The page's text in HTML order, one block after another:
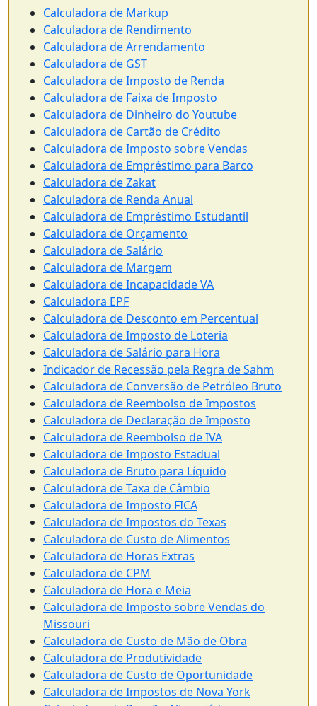
Calculadora de Markup
Calculadora de Rendimento
Calculadora de Arrendamento
Calculadora de GST
Calculadora de Imposto de Renda
Calculadora de Faixa de Imposto
Calculadora de Dinheiro do Youtube
Calculadora de Cartão de Crédito
Calculadora de Imposto sobre Vendas
Calculadora de Empréstimo para Barco
Calculadora de Zakat
Calculadora de Renda Anual
Calculadora de Empréstimo Estudantil
Calculadora de Orçamento
Calculadora de Salário
Calculadora de Margem
Calculadora de Incapacidade VA
Calculadora EPF
Calculadora de Desconto em Percentual
Calculadora de Imposto de Loteria
Calculadora de Salário para Hora
Indicador de Recessão pela Regra de Sahm
Calculadora de Conversão de Petróleo Bruto
Calculadora de Reembolso de Impostos
Calculadora de Declaração de Imposto
Calculadora de Reembolso de IVA
Calculadora de Imposto Estadual
Calculadora de Bruto para Líquido
Calculadora de Taxa de Câmbio
Calculadora de Imposto FICA
Calculadora de Impostos do Texas
Calculadora de Custo de Alimentos
Calculadora de Horas Extras
Calculadora de CPM
Calculadora de Hora e Meia
Calculadora de Imposto sobre Vendas do
Missouri
Calculadora de Custo de Mão de Obra
Calculadora de Produtividade
Calculadora de Custo de Oportunidade
Calculadora de Impostos de Nova York